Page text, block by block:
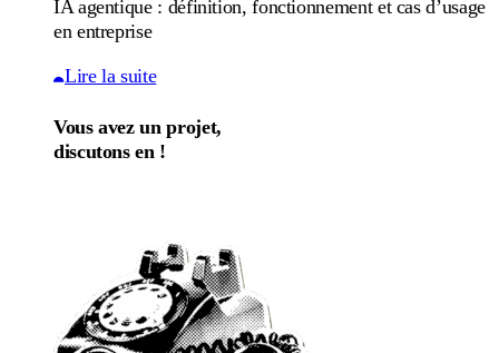
IA agentique : définition, fonctionnement et cas d’usage
en entreprise
Lire la suite
Vous avez un projet,
discutons en !